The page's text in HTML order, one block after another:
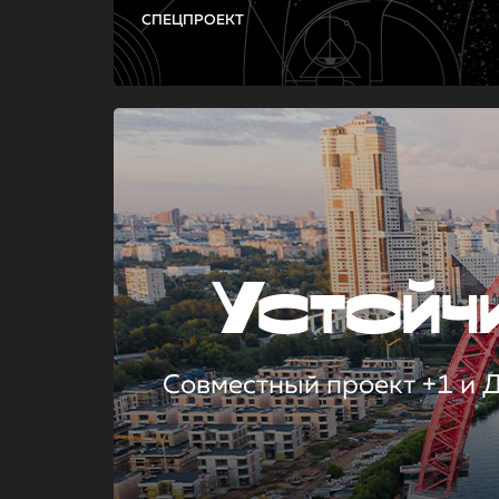
СПЕЦПРОЕКТ
Совместный проект +1 и